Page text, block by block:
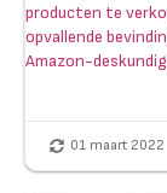
producten te
opvallende
Amazon-
01 maart 2022